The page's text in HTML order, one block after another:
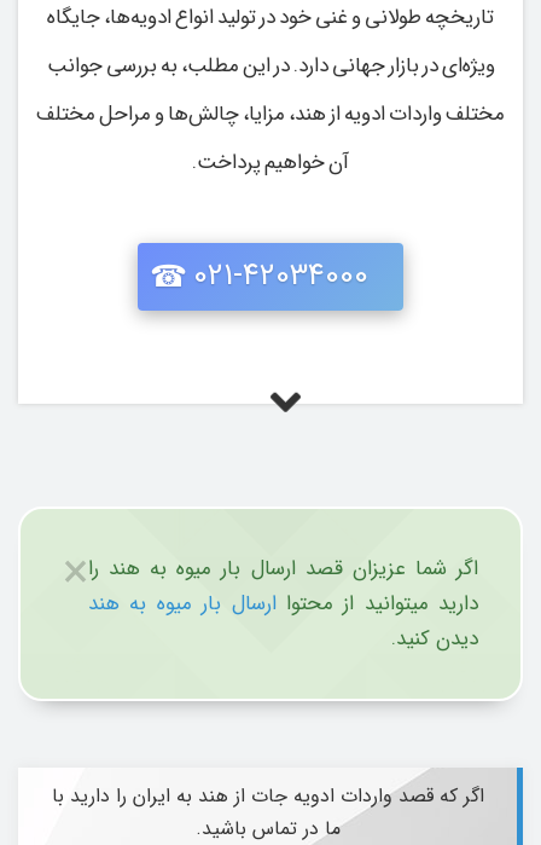
تاریخچه طولانی و غنی خود در تولید انواع ادویه‌ها، جایگاه
ویژه‌ای در بازار جهانی دارد. در این مطلب، به بررسی جوانب
مختلف واردات ادویه از هند، مزایا، چالش‌ها و مراحل مختلف
آن خواهیم پرداخت.
021-42034000
×اگر شما عزیزان قصد ارسال بار میوه به هند را
دارید میتوانید از محتوا ارسال بار میوه به هند
دیدن کنید.
اگر که قصد واردات ادویه جات از هند به ایران را دارید با
ما در تماس باشید.